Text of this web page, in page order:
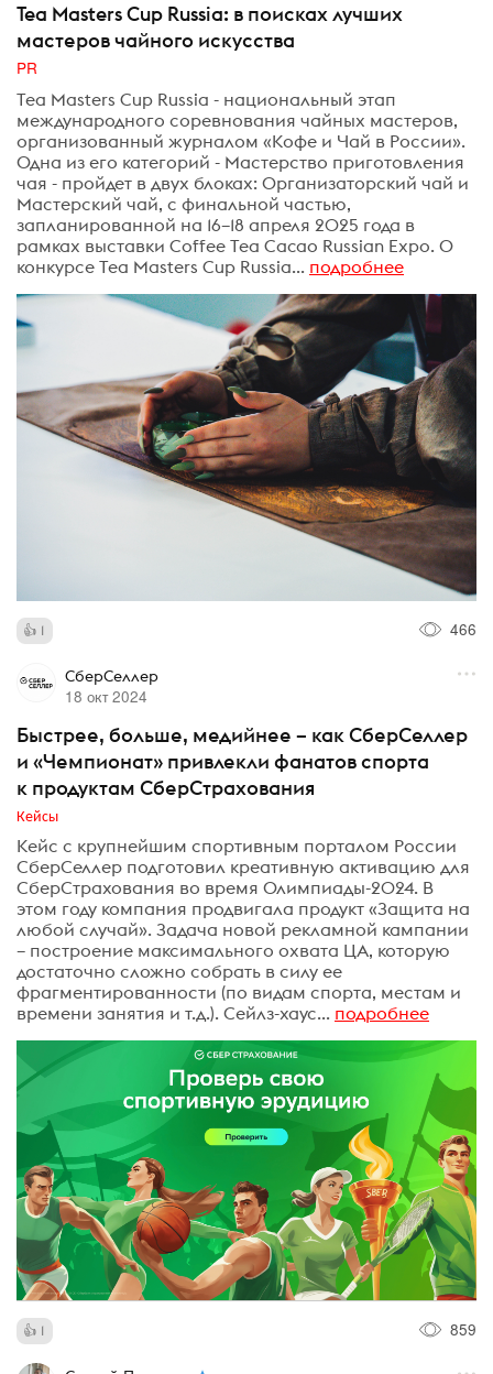
Tea Masters Cup Russia: в поисках лучших
мастеров чайного искусства
PR
Tea Masters Cup Russia - национальный этап
международного соревнования чайных мастеров,
организованный журналом «Кофе и Чай в России».
Одна из его категорий - Мастерство приготовления
чая - пройдет в двух блоках: Организаторский чай и
Мастерский чай, с финальной частью,
запланированной на 16–18 апреля 2025 года в
рамках выставки Coffee Tea Cacao Russian Expo. О
конкурсе Tea Masters Cup Russia... подробнее
1 466
СберСеллер
18 окт 2024
Быстрее, больше, медийнее – как СберСеллер
и «Чемпионат» привлекли фанатов спорта
к продуктам СберСтрахования
Кейсы
Кейс с крупнейшим спортивным порталом России
СберСеллер подготовил креативную активацию для
СберСтрахования во время Олимпиады-2024. В
этом году компания продвигала продукт «Защита на
любой случай». Задача новой рекламной кампании
– построение максимального охвата ЦА, которую
достаточно сложно собрать в силу ее
фрагментированности (по видам спорта, местам и
времени занятия и т.д.). Сейлз-хаус... подробнее
1 859